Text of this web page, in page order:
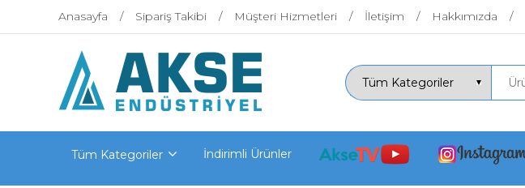
Anasayfa Sipariş Takibi Müşteri Hizmetleri İletişim Hakkımızda
Tüm Kategoriler İndirimli Ürünler